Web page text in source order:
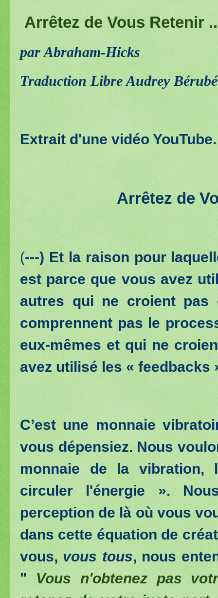
Arrêtez de Vous Retenir
par Abraham-Hicks
Traduction Libre Audrey Bérubé
Extrait d'une vidéo YouTube.
Arrêtez de
(---) Et la raison pour
est parce que vous avez
autres qui ne croient pas
comprennent pas le
eux-mêmes et qui ne
avez utilisé les « feedbacks
C’est une monnaie
vous dépensiez. Nous
monnaie de la vibration,
circuler l'énergie ».
perception de là où vous
dans cette équation de
vous, vous tous, nous
" Vous n'obtenez pas